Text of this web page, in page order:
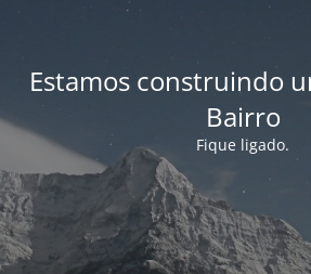
Estamos construindo
Bairro
Fique ligado.